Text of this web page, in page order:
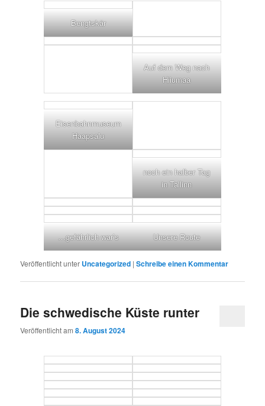
Bengtskär
Auf dem Weg nach
Hiiumaa
Eisenbahnmuseum
Haapsalu
noch ein halber Tag
in Tallinn
…gefährlich war’s Unsere Route
Veröffentlicht unter Uncategorized |Schreibe einen Kommentar
Die schwedische Küste runter
Veröffentlicht am8. August 2024